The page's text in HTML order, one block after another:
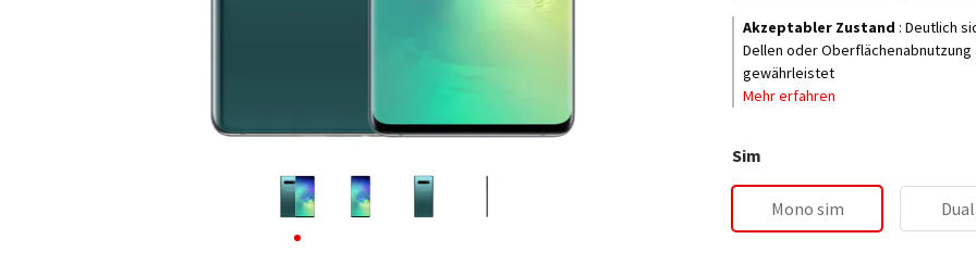
Akzeptabler Zustand : Deutlich
Dellen oder
gewährleistet
Mehr erfahren
Sim
Mono sim